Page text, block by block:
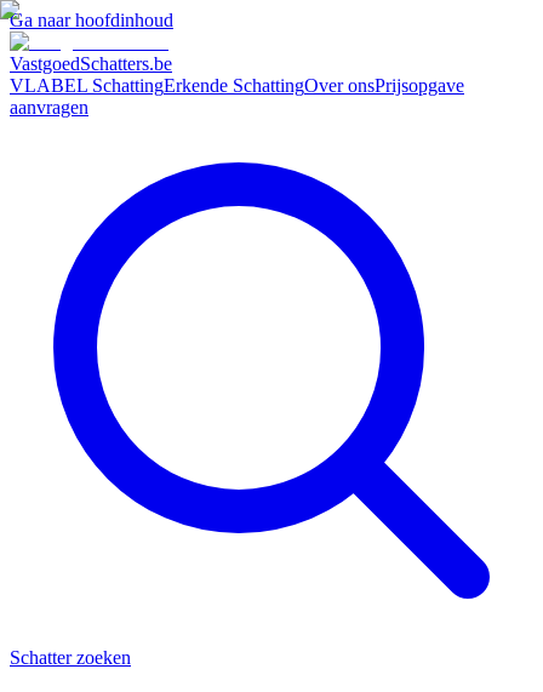
Ga naar hoofdinhoud
VastgoedSchatters.be
VLABEL SchattingErkende SchattingOver onsPrijsopgave
aanvragen
Schatter zoeken